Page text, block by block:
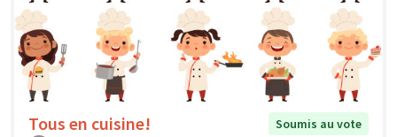
Tous en cuisine!
Soumis au vote